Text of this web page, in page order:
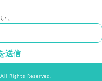
。
Rights Reserved.